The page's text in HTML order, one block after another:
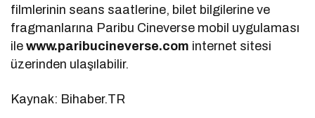
filmlerinin seans saatlerine, bilet bilgilerine ve
fragmanlarına Paribu Cineverse mobil uygulaması
ilewww.paribucineverse.com internet sitesi
üzerinden ulaşılabilir.
Kaynak: Bihaber.TR